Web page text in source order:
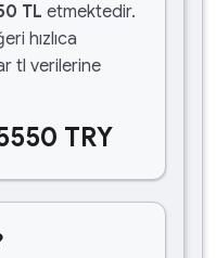
TL etmektedir.
hızlıca
tl verilerine
TRY